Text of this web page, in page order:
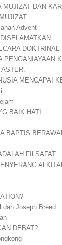
MUJIZAT DAN
Advent
DOKTRINAL
PENGANIAYAAN
ASTER.
MENCAPAI
BAIK HATI
BAPTIS
FILSAFAT
dan Joseph Breed
DEBAT?